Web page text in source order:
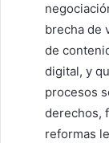
brecha de
de
digital, y
procesos
derechos,
reformas